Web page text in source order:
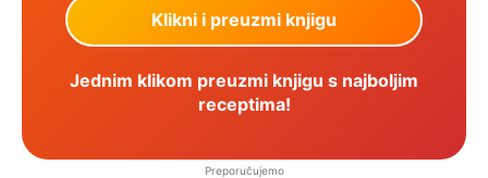
Jednim klikom preuzmi knjigu s najboljim
receptima!
Preporučujemo